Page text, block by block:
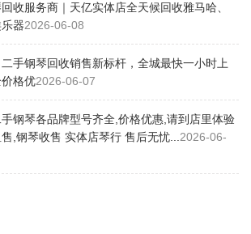
收服务商｜天亿实体店全天候回收雅马哈、
器2026-06-08
手钢琴回收销售新标杆，全城最快一小时上
格优2026-06-07
钢琴各品牌型号齐全,价格优惠,请到店里体验
,钢琴收售 实体店琴行 售后无忧... 2026-06-